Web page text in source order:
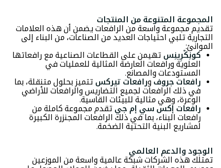
المجموعة المتنوعة من المنتجات
تقديم مجموعة واسعة من الرافعات يضمن أن هذه العلامات
التجارية تلبي احتياجات العديد من الصناعات، من البناء إلى
الموانئ:
كونِكْرِينِس تهيمن على القطاعات الصناعية مع رافعاتها
العلوية ورافعات العارضة المثالية للعمليات في
المستودعات والمصانع.
رافعات جروف ورافعات تيركس تتميز بحلول متنقلة، بما
في ذلك الرافعات لجميع التضاريس والرافعات للأراضي
الوعرة، وهي مثالية للبيئات القاسية.
رافعات إكس سي إم جي تقدم مجموعة كاملة من
رافعات البناء، بما في ذلك الرافعات المجنزرة الكبيرة
لمشاريع البنية التحتية الضخمة.
الوجود والدعم العالمي
تمتلك هذه الشركات شبكة عالمية واسعة من الموزعين